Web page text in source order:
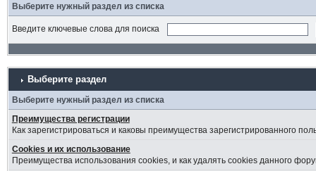
Выберите нужный раздел из списка
Введите ключевые слова для поиска
Выберите раздел
Выберите нужный раздел из списка
Преимущества регистрации
Как зарегистрироваться и каковы преимущества зарегистрированного
Cookies и их использование
Преимущества использования cookies, и как удалять cookies данного